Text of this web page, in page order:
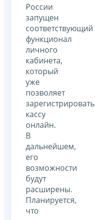
России
запущен
соответствующий
функционал
личного
кабинета,
который
уже
позволяет
зарегистрировать
кассу
онлайн.
В
дальнейшем,
его
возможности
будут
расширены.
Планируется,
что